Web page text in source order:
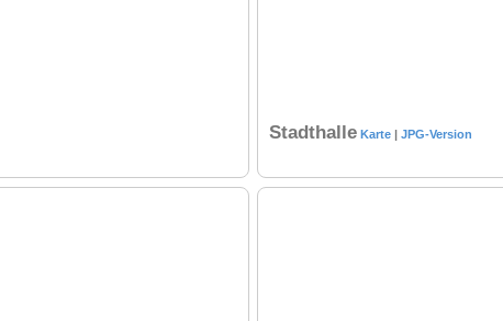
Stadthalle Karte | JPG-Version